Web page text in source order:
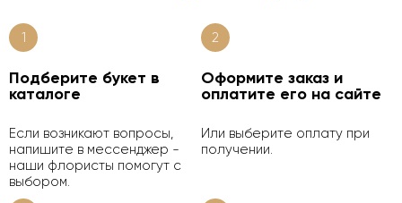
1
Подберите букет в
каталоге
Если возникают вопросы,
напишите в мессенджер -
наши флористы помогут с
выбором.
2
Оформите заказ и
оплатите его на сайте
Или выберите оплату при
получении.